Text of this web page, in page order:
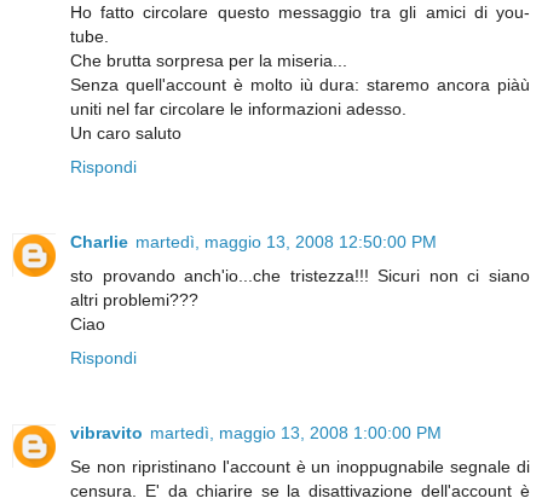
Ho fatto circolare questo messaggio tra gli amici di you-
tube.
Che brutta sorpresa per la miseria...
Senza quell'account è molto iù dura: staremo ancora piàù
uniti nel far circolare le informazioni adesso.
Un caro saluto
Rispondi
Charlie martedì, maggio 13, 2008 12:50:00 PM
sto provando anch'io...che tristezza!!! Sicuri non ci siano
altri problemi???
Ciao
Rispondi
vibravito martedì, maggio 13, 2008 1:00:00 PM
Se non ripristinano l'account è un inoppugnabile segnale di
censura. E' da chiarire se la disattivazione dell'account è